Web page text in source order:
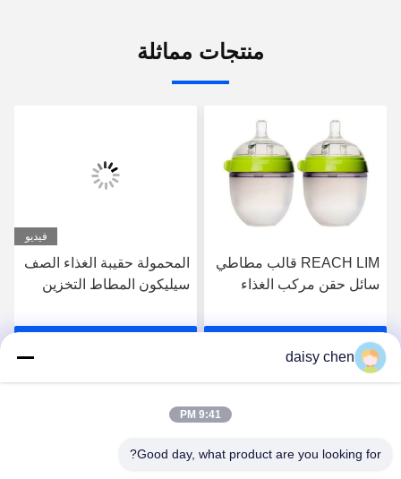
منتجات مماثلة
REACH LIM قالب مطاطي
سائل حقن مركب الغذاء
مصاصة
احصل على افضل سعر
فيديو
المحمولة حقيبة الغذاء الصف
سيليكون المطاط التخزين
daisy chen
9:41 PM
Good day, what product are you looking for?